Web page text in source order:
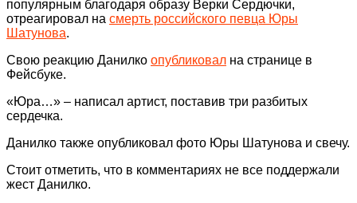
популярным благодаря образу Верки Сердючки,
отреагировал на смерть российского певца Юры
Шатунова.
Свою реакцию Данилко опубликовал на странице в
Фейсбуке.
«Юра…» – написал артист, поставив три разбитых
сердечка.
Данилко также опубликовал фото Юры Шатунова и свечу.
Стоит отметить, что в комментариях не все поддержали
жест Данилко.